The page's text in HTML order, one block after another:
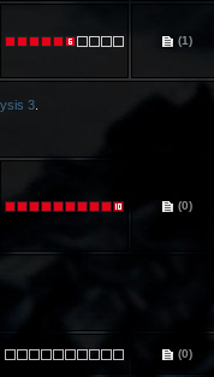
(1)
3
(0)
(0)